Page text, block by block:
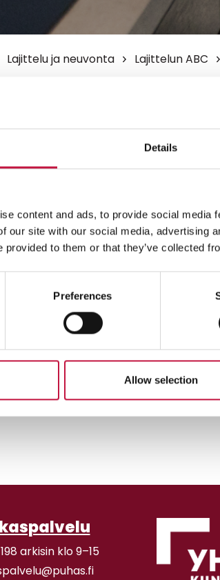
Details
content and ads, to provide social media
our site with our social media, advertising
provided to them or that they’ve collected
Preferences
Allow selection
Lajittelu ja neuvonta Lajittelun ABC
biojätteeseen.
nähdäksesi kartan.
198 arkisin klo 9–15